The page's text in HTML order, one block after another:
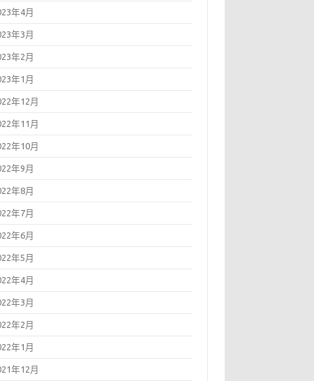
年4月
年3月
年2月
年1月
年12月
年11月
年10月
年9月
年8月
年7月
年6月
年5月
年4月
年3月
年2月
年1月
年12月